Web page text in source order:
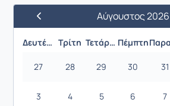
Προηγούμενος ΜήναςΑύγουστος 2026
Δευτέρα Τρίτη Τετάρτη Πέμπτη
27 28 29 30 31
3 4 5 6 7